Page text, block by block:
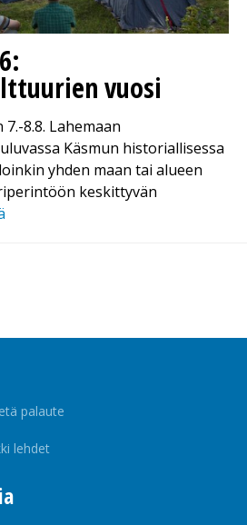
vuosi
8.8. Lahemaan
Käsmun historiallisessa
yhden maan tai alueen
keskittyvän
palaute
lehdet